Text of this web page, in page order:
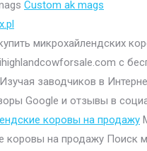
Custom ak mags
микрохайлендских
с
заводчиков в
Google и отзывы в
коровы на продажу
коровы на продажу Поиск